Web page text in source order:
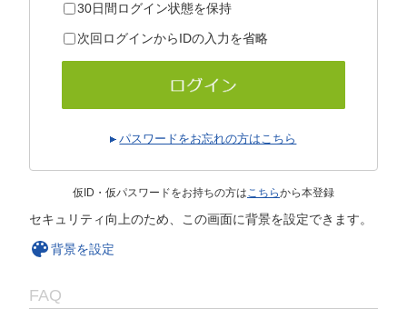
30日間ログイン状態を保持
次回ログインからIDの入力を省略
パスワードをお忘れの方はこちら
仮ID・仮パスワードをお持ちの方はこちらから本登録
セキュリティ向上のため、この画面に背景を設定できます。
背景を設定
FAQ